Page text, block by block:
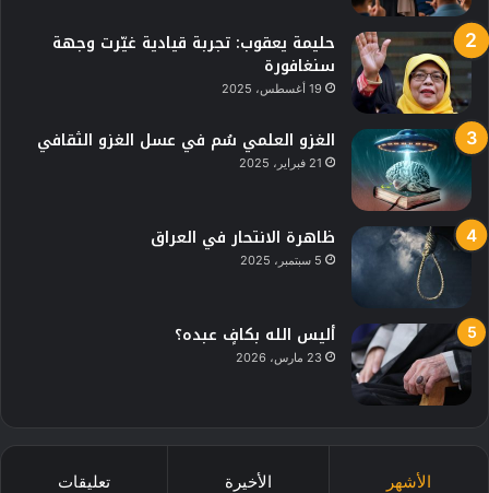
حليمة يعقوب: تجربة قيادية غيّرت وجهة
سنغافورة
19 أغسطس، 2025
الغزو العلمي سُم في عسل الغزو الثقافي
21 فبراير، 2025
ظاهرة الانتحار في العراق
5 سبتمبر، 2025
أليس الله بكافٍ عبده؟
23 مارس، 2026
الأشهر الأخيرة تعليقات